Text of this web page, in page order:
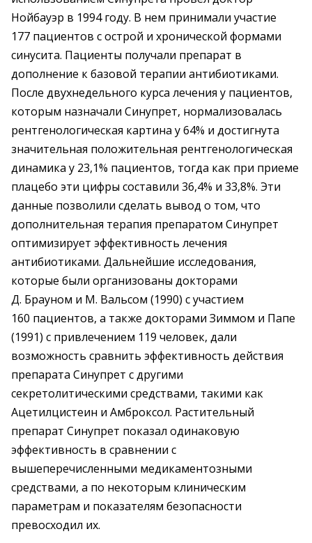
Нойбауэр в 1994 году. В нем принимали участие
177 пациентов с острой и хронической формами
синусита. Пациенты получали препарат в
дополнение к базовой терапии антибиотиками.
После двухнедельного курса лечения у пациентов,
которым назначали Синупрет, нормализовалась
рентгенологическая картина у 64% и достигнута
значительная положительная рентгенологическая
динамика у 23,1% пациентов, тогда как при приеме
плацебо эти цифры составили 36,4% и 33,8%. Эти
данные позволили сделать вывод о том, что
дополнительная терапия препаратом Синупрет
оптимизирует эффективность лечения
антибиотиками. Дальнейшие исследования,
которые были организованы докторами
Д. Брауном и М. Вальсом (1990) с участием
160 пациентов, а также докторами Зиммом и Папе
(1991) с привлечением 119 человек, дали
возможность сравнить эффективность действия
препарата Синупрет с другими
секретолитическими средствами, такими как
Ацетилцистеин и Амброксол. Растительный
препарат Синупрет показал одинаковую
эффективность в сравнении с
вышеперечисленными медикаментозными
средствами, а по некоторым клиническим
параметрам и показателям безопасности
превосходил их.